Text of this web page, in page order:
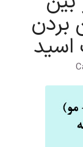
بردن
اسید